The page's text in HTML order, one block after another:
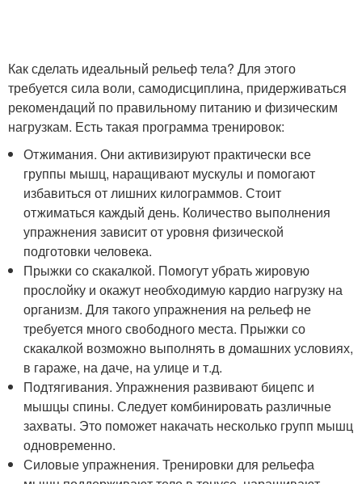
Как сделать идеальный рельеф тела? Для этого
требуется сила воли, самодисциплина, придерживаться
рекомендаций по правильному питанию и физическим
нагрузкам. Есть такая программа тренировок:
Отжимания. Они активизируют практически все
группы мышц, наращивают мускулы и помогают
избавиться от лишних килограммов. Стоит
отжиматься каждый день. Количество выполнения
упражнения зависит от уровня физической
подготовки человека.
Прыжки со скакалкой. Помогут убрать жировую
прослойку и окажут необходимую кардио нагрузку на
организм. Для такого упражнения на рельеф не
требуется много свободного места. Прыжки со
скакалкой возможно выполнять в домашних условиях,
в гараже, на даче, на улице и т.д.
Подтягивания. Упражнения развивают бицепс и
мышцы спины. Следует комбинировать различные
захваты. Это поможет накачать несколько групп мышц
одновременно.
Силовые упражнения. Тренировки для рельефа